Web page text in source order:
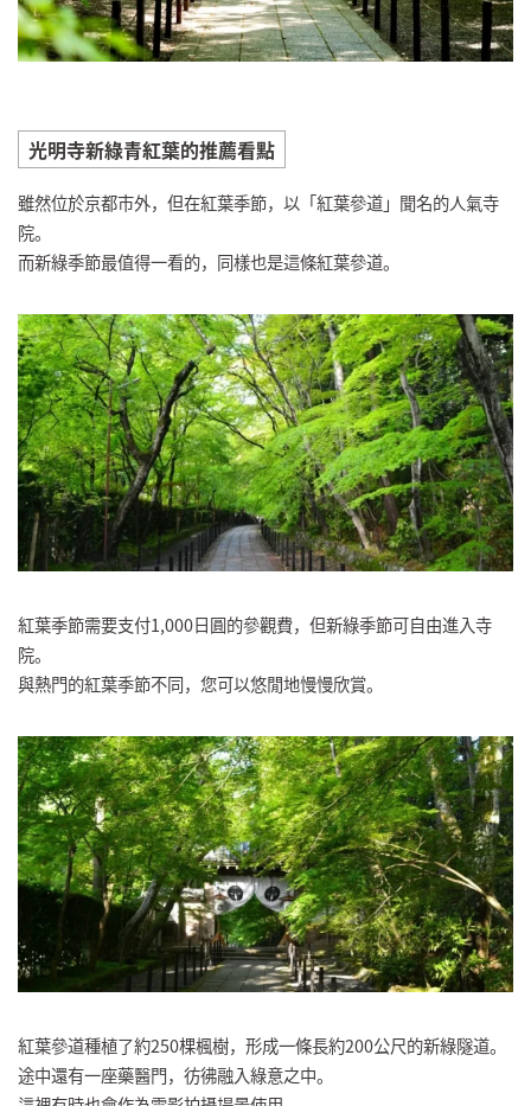
光明寺新綠青紅葉的推薦看點
雖然位於京都市外，但在紅葉季節，以「紅葉參道」聞名的人氣寺
院。
而新綠季節最值得一看的，同樣也是這條紅葉參道。
紅葉季節需要支付1,000日圓的參觀費，但新綠季節可自由進入寺
院。
與熱門的紅葉季節不同，您可以悠閒地慢慢欣賞。
紅葉參道種植了約250棵楓樹，形成一條長約200公尺的新綠隧道。
途中還有一座藥醫門，彷彿融入綠意之中。